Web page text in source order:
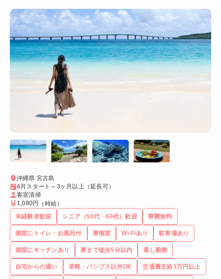
沖縄県 宮古島
4月スタート～3ヶ月以上（延長可）
客室清掃
1,080円
（時給）
未経験者歓迎
シニア（50代・60代）歓迎 寮費無料
個室にトイレ・お風呂付 寮個室 Wi-Fiあり 駐車場あり
個室にキッチンあり 寮まで徒歩5分以内 通し勤務
自宅からの通い 革靴・パンプス以外OK 交通費支給3万円以上